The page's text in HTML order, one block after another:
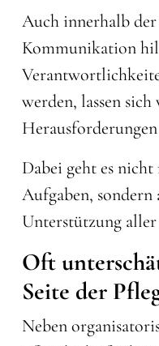
Auch innerhalb
Kommunikation
werden, lassen
Dabei geht es
Aufgaben,
Unterstützung
Oft
Seite der
Neben